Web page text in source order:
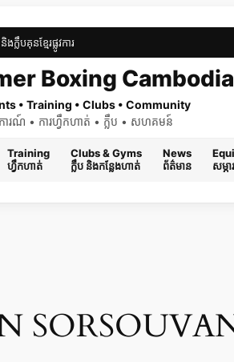
គុនខ្មែរផ្លូវការ
Boxing Cambodia
• Training • Clubs • Community
ការណ៍ • ការហ្វឹកហាត់ • ក្លឹប • សហគមន៍
Training
ហ្វឹកហាត់
Clubs & Gyms
ក្លឹប និងកន្លែងហាត់
News
ព័ត៌មាន
សម្ភា